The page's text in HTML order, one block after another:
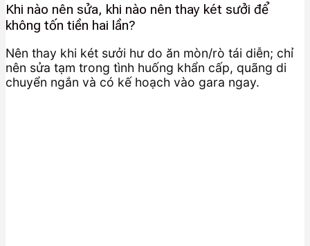
Khi nào nên sửa, khi nào nên thay két sưởi để
không tốn tiền hai lần?
Nên thay khi két sưởi hư do ăn mòn/rò tái diễn; chỉ
nên sửa tạm trong tình huống khẩn cấp, quãng di
chuyển ngắn và có kế hoạch vào gara ngay.